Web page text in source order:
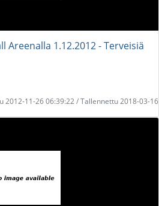
Areenalla 1.12.2012 - Terveisiä
2012-11-26 06:39:22 / Tallennettu 2018-03-16